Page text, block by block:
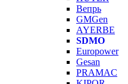
Вепрь
GMGen
AYERBE
SDMO
Europower
Gesan
PRAMAC